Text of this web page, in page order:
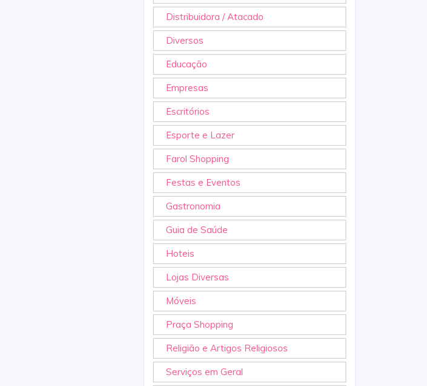
Distribuidora / Atacado
Diversos
Educação
Empresas
Escritórios
Esporte e Lazer
Farol Shopping
Festas e Eventos
Gastronomia
Guia de Saúde
Hoteis
Lojas Diversas
Móveis
Praça Shopping
Religião e Artigos Religiosos
Serviços em Geral